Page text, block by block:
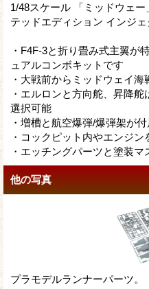
1/48スケール 「ミッドウェ
テッドエディション インジ
・F4F-3と折り畳み式主翼が
ュアルコンボキットです
・大戦前からミッドウェイ
・エルロンと方向舵、昇降
選択可能
・増槽と航空爆弾/爆弾架が付
・コックピット内やエンジン
・エッチングパーツと塗装マ
他の写真
プラモデルランナーパーツ。